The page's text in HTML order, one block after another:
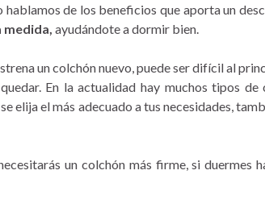
hablamos de los beneficios que aporta un
medida, ayudándote a dormir bien.
un colchón nuevo, puede ser difícil al
En la actualidad hay muchos tipos de
elija el más adecuado a tus necesidades,
un colchón más firme, si duermes